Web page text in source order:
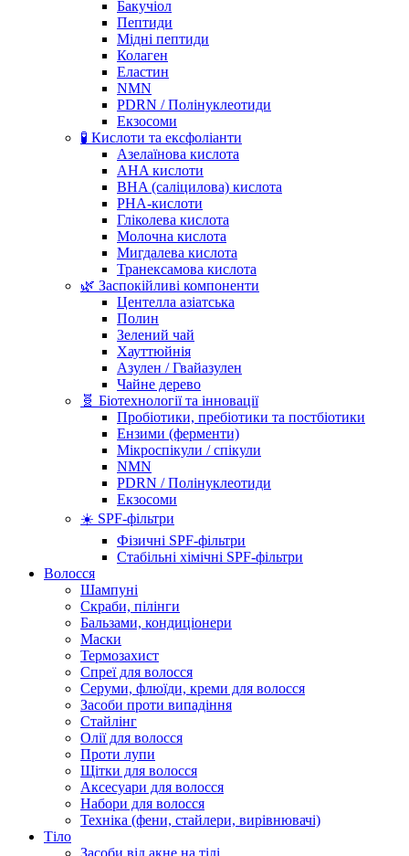
Бакучіол
Пептиди
Мідні пептиди
Колаген
Еластин
NMN
PDRN / Полінуклеотиди
Екзосоми
🧪 Кислоти та ексфоліанти
Азелаїнова кислота
AHA кислоти
BHA (саліцилова) кислота
PHA-кислоти
Гліколева кислота
Молочна кислота
Мигдалева кислота
Транексамова кислота
🌿 Заспокійливі компоненти
Центелла азіатська
Полин
Зелений чай
Хауттюйнія
Азулен / Гвайазулен
Чайне дерево
🧬 Біотехнології та інновації
Пробіотики, пребіотики та постбіотики
Ензими (ферменти)
Мікроспікули / спікули
NMN
PDRN / Полінуклеотиди
Екзосоми
☀️ SPF-фільтри
Фізичні SPF-фільтри
Стабільні хімічні SPF-фільтри
Волосся
Шампуні
Скраби, пілінги
Бальзами, кондиціонери
Маски
Термозахист
Спреї для волосся
Серуми, флюїди, креми для волосся
Засоби проти випадіння
Стайлінг
Олії для волосся
Проти лупи
Щітки для волосся
Аксесуари для волосся
Набори для волосся
Техніка (фени, стайлери, вирівнювачі)
Тіло
Засоби від акне на тілі